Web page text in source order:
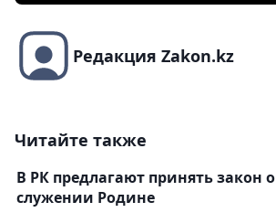
Редакция Zakon.kz
Читайте также
В РК предлагают принять закон о
служении Родине